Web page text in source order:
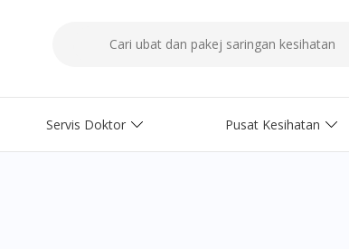
Servis Doktor Pusat Kesihatan